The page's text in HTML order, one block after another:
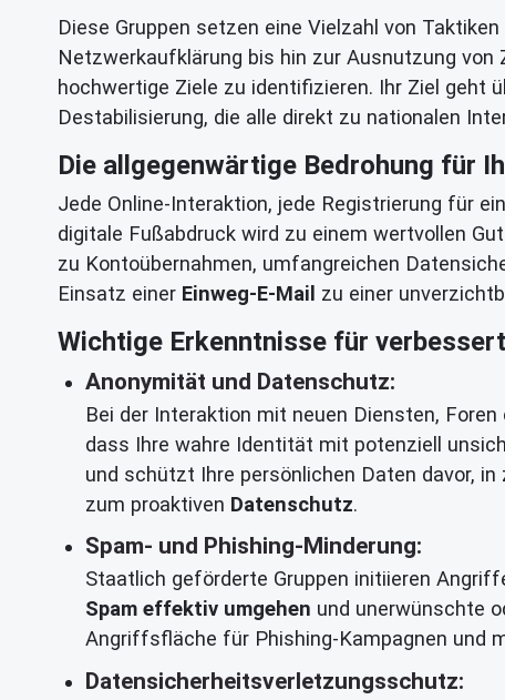
Diese Gruppen setzen eine Vielzahl von
Netzwerkaufklärung bis hin zur Ausnutzung
hochwertige Ziele zu identifizieren. Ihr Ziel geht
Destabilisierung, die alle direkt zu nationalen
Die allgegenwärtige Bedrohung für
Jede Online-Interaktion, jede Registrierung für
digitale Fußabdruck wird zu einem wertvollen
zu Kontoübernahmen, umfangreichen
Einsatz einer Einweg-E-Mail zu einer
Wichtige Erkenntnisse für
Anonymität und Datenschutz:
Bei der Interaktion mit neuen Diensten,
dass Ihre wahre Identität mit potenziell
und schützt Ihre persönlichen Daten davor,
zum proaktiven Datenschutz.
Spam- und Phishing-Minderung:
Staatlich geförderte Gruppen initiieren
Spam effektiv umgehen und unerwünschte
Angriffsfläche für Phishing-Kampagnen und
Datensicherheitsverletzungsschutz: